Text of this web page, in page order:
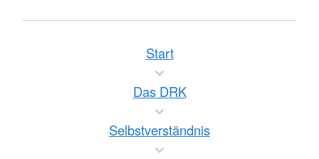
Start
Das DRK
Selbstverständnis